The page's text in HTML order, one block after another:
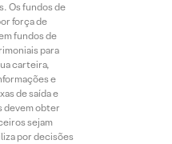
Os fundos de
força de
fundos de
para
carteira,
e
de saída e
devem obter
sejam
por decisões